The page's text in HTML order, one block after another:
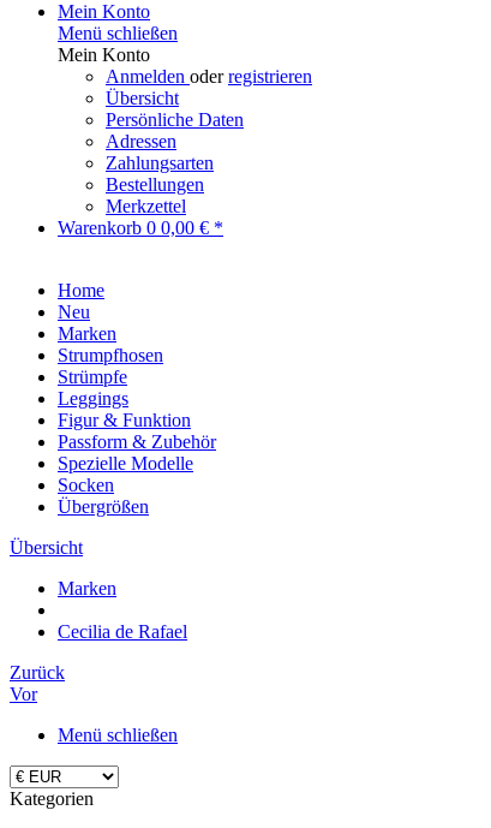
Mein Konto
Menü schließen
Mein Konto
Anmelden oderregistrieren
Übersicht
Persönliche Daten
Adressen
Zahlungsarten
Bestellungen
Merkzettel
Warenkorb 0 0,00 € *
Home
Neu
Marken
Strumpfhosen
Strümpfe
Leggings
Figur & Funktion
Passform & Zubehör
Spezielle Modelle
Socken
Übergrößen
Übersicht
Marken
Cecilia de Rafael
Zurück
Vor
Menü schließen
Kategorien